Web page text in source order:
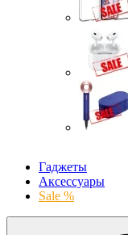
Гаджеты
Аксессуары
Sale %